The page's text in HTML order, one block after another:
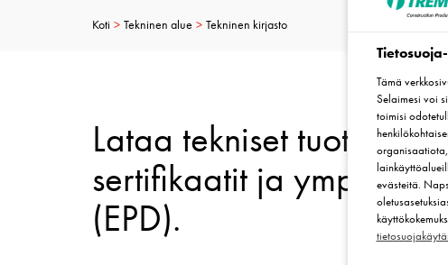
Lataa tekniset
sertifikaatit ja
(EPD).
Koti Tekninen alue Tekninen kirjasto
Tämä
Selaimesi voi
toimisi
evästeitä.